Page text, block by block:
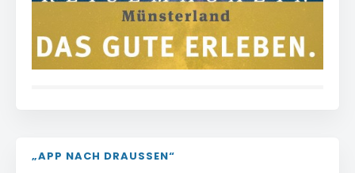
„APP NACH DRAUSSEN“